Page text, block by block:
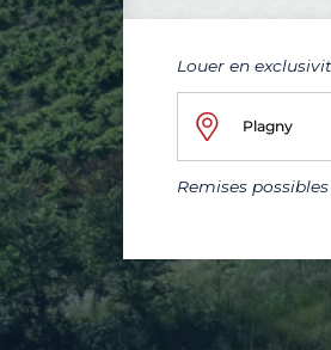
Louer en
Plagny
Remises